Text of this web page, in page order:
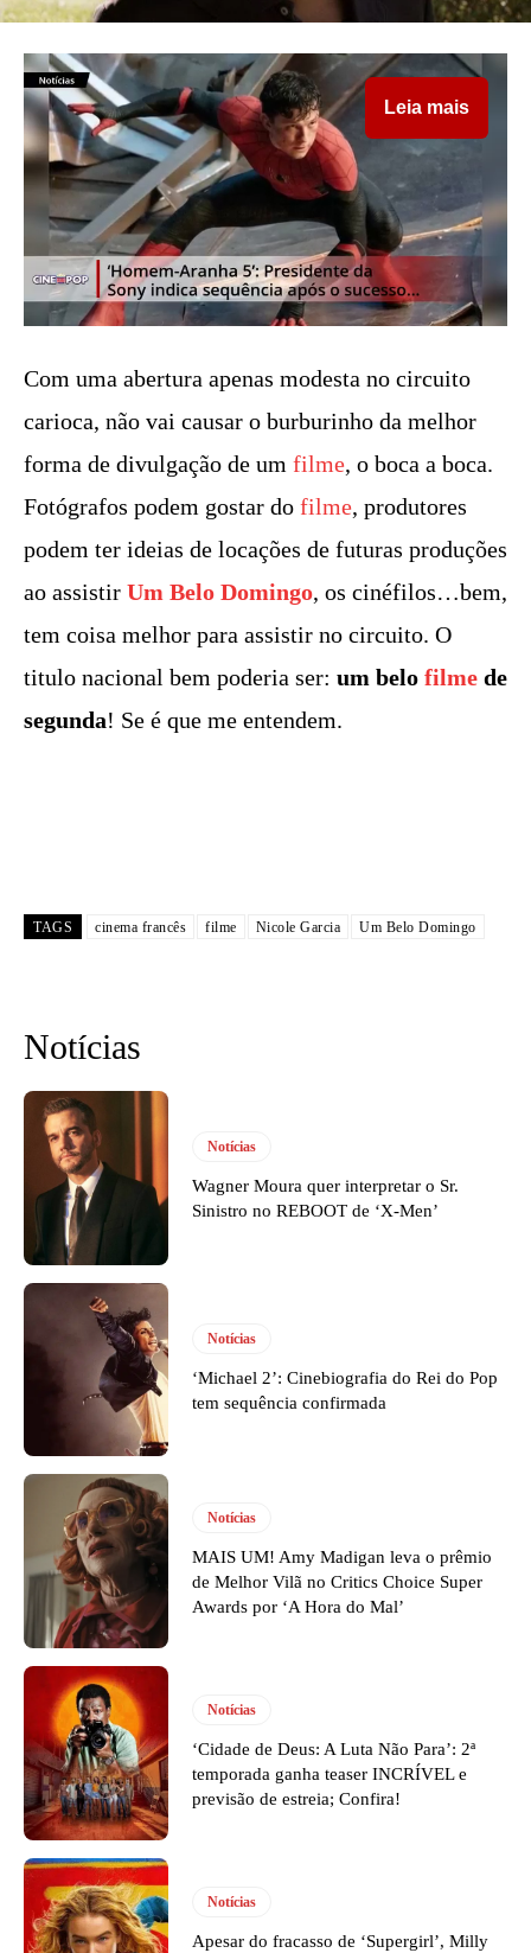
Leia mais
Com uma abertura apenas modesta no circuito
carioca, não vai causar o burburinho da melhor
forma de divulgação de um filme, o boca a boca.
Fotógrafos podem gostar do filme, produtores
podem ter ideias de locações de futuras produções
ao assistir Um Belo Domingo, os cinéfilos…bem,
tem coisa melhor para assistir no circuito. O
titulo nacional bem poderia ser: um belo filme de
segunda! Se é que me entendem.
TAGS cinema francês filme Nicole Garcia Um Belo Domingo
Notícias
Notícias
Wagner Moura quer interpretar o Sr.
Sinistro no REBOOT de ‘X-Men’
Notícias
‘Michael 2’: Cinebiografia do Rei do Pop
tem sequência confirmada
Notícias
MAIS UM! Amy Madigan leva o prêmio
de Melhor Vilã no Critics Choice Super
Awards por ‘A Hora do Mal’
Notícias
‘Cidade de Deus: A Luta Não Para’: 2ª
temporada ganha teaser INCRÍVEL e
previsão de estreia; Confira!
Notícias
Apesar do fracasso de ‘Supergirl’, Milly